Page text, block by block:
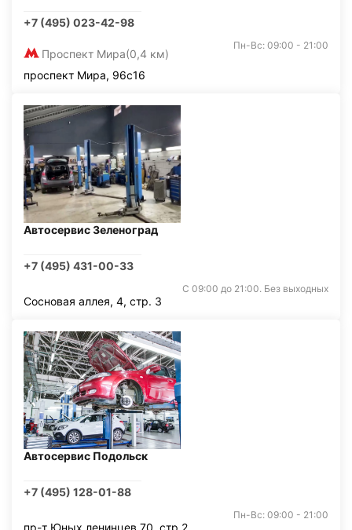
+7 (495) 023-42-98
Проспект Мира(0,4 км)
Пн-Вс: 09:00 - 21:00
проспект Мира, 96с16
Автосервис Зеленоград
+7 (495) 431-00-33
С 09:00 до 21:00. Без выходных
Сосновая аллея, 4, стр. 3
Автосервис Подольск
+7 (495) 128-01-88
Пн-Вс: 09:00 - 21:00
пр-т Юных ленинцев 70, стр 2